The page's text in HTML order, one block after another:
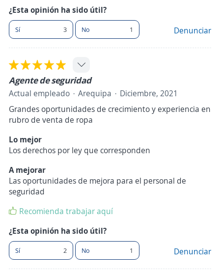
¿Esta opinión ha sido útil?
Sí 3 No 1 Denunciar
Agente de seguridad
Actual empleado Arequipa
Diciembre, 2021
Grandes oportunidades de crecimiento y experiencia en
rubro de venta de ropa
Lo mejor
Los derechos por ley que corresponden
A mejorar
Las oportunidades de mejora para el personal de
seguridad
Recomienda trabajar aquí
¿Esta opinión ha sido útil?
Sí 2 No 1 Denunciar